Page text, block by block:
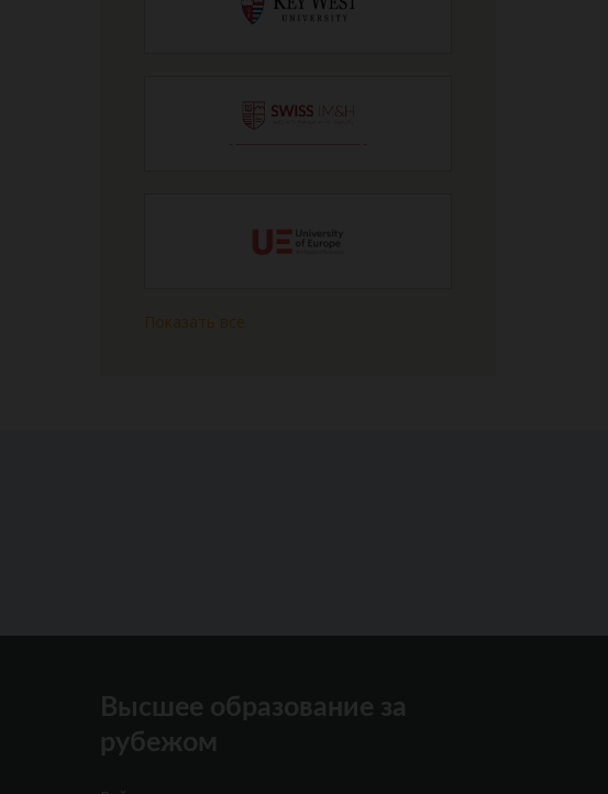
Показать все
Высшее образование за
рубежом